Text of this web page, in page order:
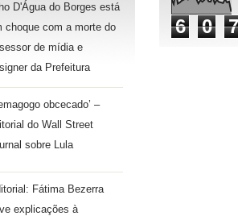
D'Água do Borges está
choque com a morte do
de mídia e
da Prefeitura
obcecado’ –
do Wall Street
sobre Lula
Fátima Bezerra
explicações à
6 0 7